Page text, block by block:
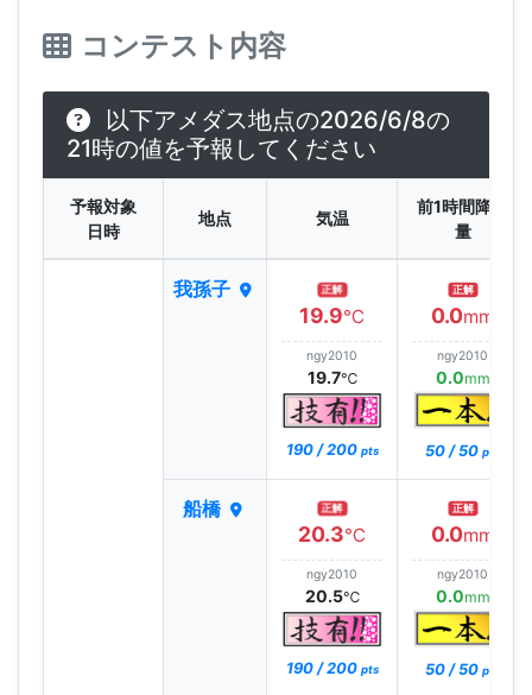
コンテスト内容
以下アメダス地点の2026/6/8の
21時の値を予報してください
予報対象
日時
地点 気温
前1時間降水
量
我孫子 正解
19.9℃
ngy2010
19.7℃
190 / 200 pts
正解
0.0mm
ngy2010
0.0mm
50 / 50 pts
船橋 正解
20.3℃
ngy2010
20.5℃
190 / 200 pts
正解
0.0mm
ngy2010
0.0mm
50 / 50 pts